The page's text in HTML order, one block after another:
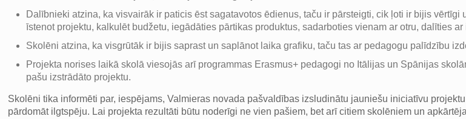
Dalībnieki atzina, ka visvairāk ir paticis ēst sagatavotos ēdienus, taču ir pārsteigti, cik ļoti ir bijis
īstenot projektu, kalkulēt budžetu, iegādāties pārtikas produktus, sadarboties vienam ar otru, dalīties ar
Skolēni atzina, ka visgrūtāk ir bijis saprast un saplānot laika grafiku, taču tas ar pedagogu palīdzību
Projekta norises laikā skolā viesojās arī programmas Erasmus+ pedagogi no Itālijas un Spānijas
pašu izstrādāto projektu.
Skolēni tika informēti par, iespējams, Valmieras novada pašvaldības izsludinātu jauniešu iniciatīvu
pārdomāt ilgtspēju. Lai projekta rezultāti būtu noderīgi ne vien pašiem, bet arī citiem skolēniem un